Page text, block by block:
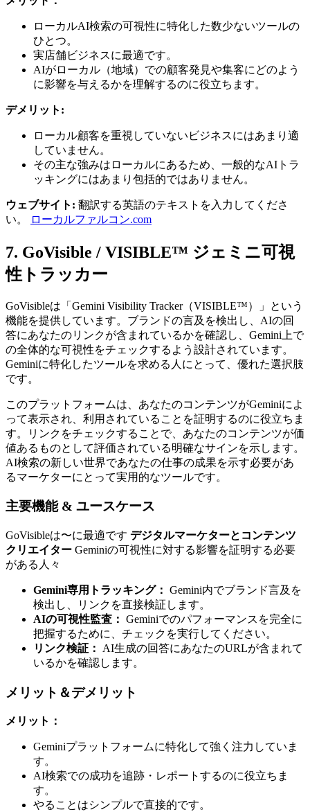
ローカルAI検索の可視性に特化した数少ないツールの
ひとつ。
実店舗ビジネスに最適です。
AIがローカル（地域）での顧客発見や集客にどのよう
に影響を与えるかを理解するのに役立ちます。
デメリット:
ローカル顧客を重視していないビジネスにはあまり適
していません。
その主な強みはローカルにあるため、一般的なAIトラ
ッキングにはあまり包括的ではありません。
ウェブサイト: 翻訳する英語のテキストを入力してくださ
い。
ローカルファルコン.com
7. GoVisible / VISIBLE™ ジェミニ可視
性トラッカー
GoVisibleは「Gemini Visibility Tracker（VISIBLE™）」という
機能を提供しています。ブランドの言及を検出し、AIの回
答にあなたのリンクが含まれているかを確認し、Gemini上で
の全体的な可視性をチェックするよう設計されています。
Geminiに特化したツールを求める人にとって、優れた選択肢
です。
このプラットフォームは、あなたのコンテンツがGeminiによ
って表示され、利用されていることを証明するのに役立ちま
す。リンクをチェックすることで、あなたのコンテンツが価
値あるものとして評価されている明確なサインを示します。
AI検索の新しい世界であなたの仕事の成果を示す必要があ
るマーケターにとって実用的なツールです。
主要機能 & ユースケース
GoVisibleは〜に最適です デジタルマーケターとコンテンツ
クリエイター Geminiの可視性に対する影響を証明する必要
がある人々
Gemini専用トラッキング： Gemini内でブランド言及を
検出し、リンクを直接検証します。
AIの可視性監査： Geminiでのパフォーマンスを完全に
把握するために、チェックを実行してください。
リンク検証：
AI生成の回答にあなたのURLが含まれて
いるかを確認します。
メリット＆デメリット
メリット：
Geminiプラットフォームに特化して強く注力していま
す。
AI検索での成功を追跡・レポートするのに役立ちま
す。
やることはシンプルで直接的です。